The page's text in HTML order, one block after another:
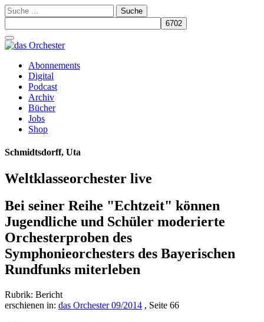
Suche
nach:
Schalte
Navigation
Zum
Inhalt
springen
Abonnements
Digital
Podcast
Archiv
Bücher
Jobs
Shop
Schmidtsdorff, Uta
Weltklasseorchester live
Bei seiner Reihe "Echtzeit" können
Jugendliche und Schüler moderierte
Orchesterproben des
Symphonieorchesters des Bayerischen
Rundfunks miterleben
Rubrik: Bericht
erschienen in: das Orchester 09/2014 , Seite 66